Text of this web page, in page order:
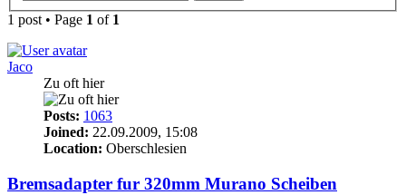
1 post • Page 1 of 1
Jaco
Zu oft hier
Posts: 1063
Joined: 22.09.2009, 15:08
Location: Oberschlesien
Bremsadapter fur 320mm Murano Scheiben